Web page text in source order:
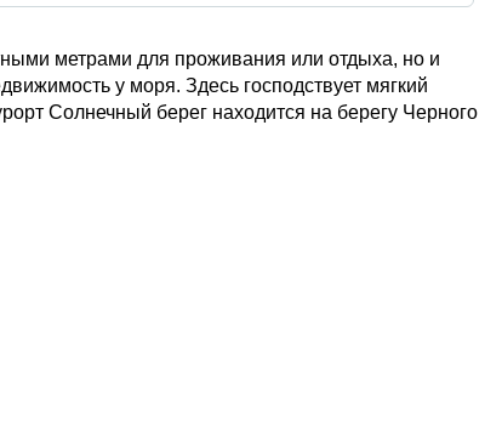
метрами для проживания или отдыха, но и
у моря. Здесь господствует мягкий
Солнечный берег находится на берегу Черного